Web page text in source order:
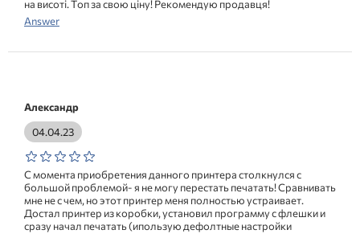
на висоті. Топ за свою ціну! Рекомендую продавця!
Answer
Александр
04.04.23
С момента приобретения данного принтера столкнулся с
большой проблемой- я не могу перестать печатать! Сравнивать
мне не с чем, но этот принтер меня полностью устраивает.
Достал принтер из коробки, установил программу с флешки и
сразу начал печатать (ипользую дефолтные настройки